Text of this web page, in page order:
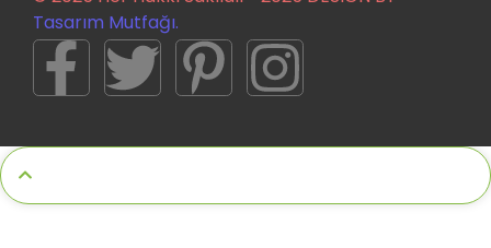
Tasarım Mutfağı.